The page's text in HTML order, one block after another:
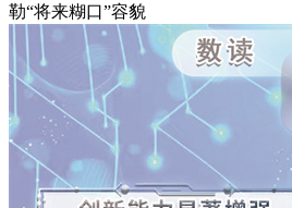
勒“将来糊口”容貌